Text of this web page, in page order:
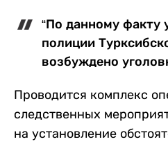
“По данному факту
полиции
возбуждено
Проводится комплекс
следственных
на установление